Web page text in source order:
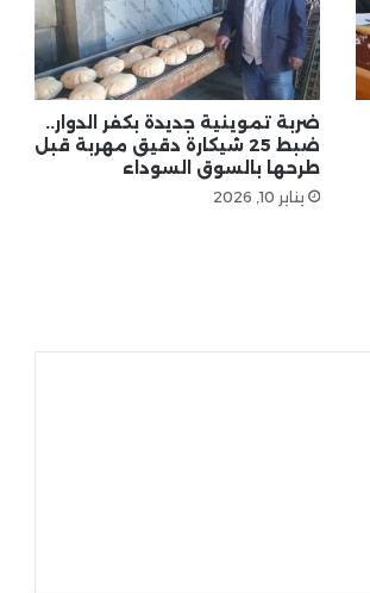
قرار مفاجئ في الأقصر.. تطبيق العمل
عن بُعد يوم الأحد طوال أبريل واستثناء
قطاعات حيوية
ضربة تموينية جديدة بكفر الدوار..
ضبط 25 شيكارة دقيق مهربة قبل
طرحها بالسوق السوداء
يناير 10, 2026